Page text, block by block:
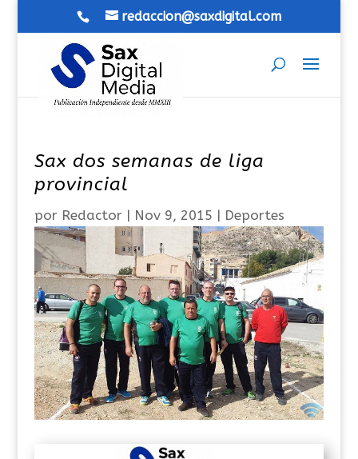
redaccion@saxdigital.com
Sax dos semanas de liga
provincial
por Redactor| Nov 9, 2015 | Deportes